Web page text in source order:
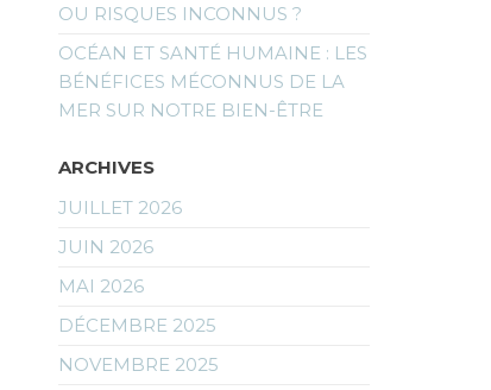
OU RISQUES INCONNUS ?
OCÉAN ET SANTÉ HUMAINE : LES
BÉNÉFICES MÉCONNUS DE LA
MER SUR NOTRE BIEN-ÊTRE
ARCHIVES
JUILLET 2026
JUIN 2026
MAI 2026
DÉCEMBRE 2025
NOVEMBRE 2025